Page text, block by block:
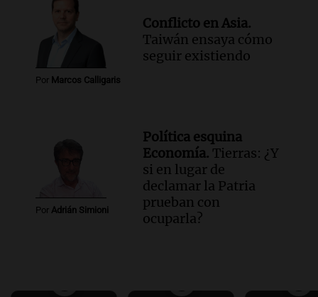
Por Marcos Calligaris
Conflicto en Asia.
Taiwán ensaya cómo
seguir existiendo
Por Adrián Simioni
Política esquina
Economía. Tierras: ¿Y
si en lugar de
declamar la Patria
prueban con
ocuparla?